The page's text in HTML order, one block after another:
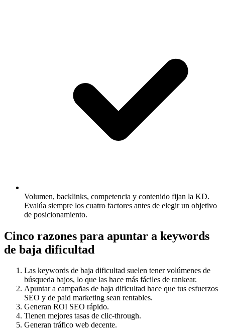
Volumen, backlinks, competencia y contenido fijan la KD.
Evalúa siempre los cuatro factores antes de elegir un objetivo
de posicionamiento.
Cinco razones para apuntar a keywords
de baja dificultad
Las keywords de baja dificultad suelen tener volúmenes de
búsqueda bajos, lo que las hace más fáciles de rankear.
Apuntar a campañas de baja dificultad hace que tus esfuerzos
SEO y de paid marketing sean rentables.
Generan ROI SEO rápido.
Tienen mejores tasas de clic-through.
Generan tráfico web decente.